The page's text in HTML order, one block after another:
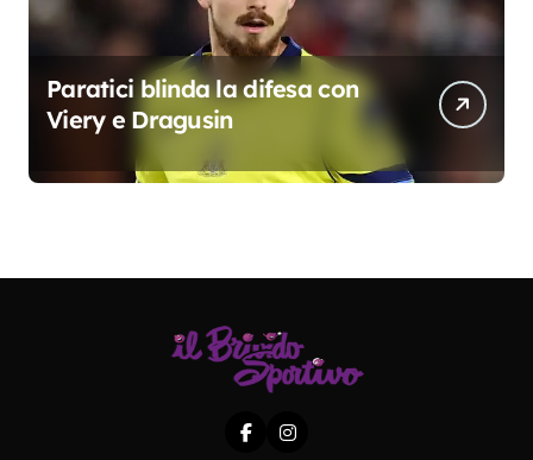
Paratici blinda la difesa con
Viery e Dragusin